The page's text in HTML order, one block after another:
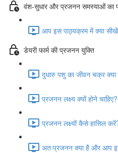
वंश-सुधार और प्रजनन समस्याओं का
आप इस पाठ्यक्रम में क्या
डेयरी फार्म की प्रजनन युक्ति
दुधारु पशु का जीवन चक्र क्या
प्रजनन लक्ष्य क्यों होने
प्रजनन लक्ष्यों कैसे हासिल
अतःप्रजनन क्या है और आप